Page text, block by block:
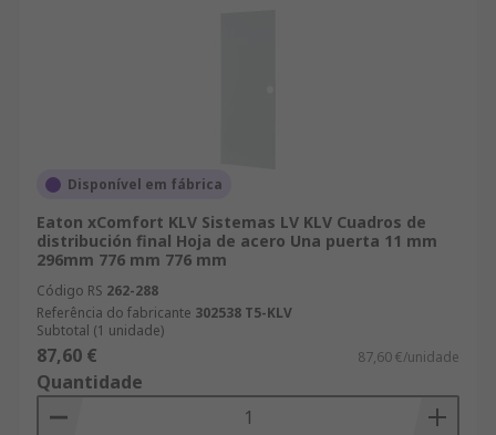
Disponível em fábrica
Eaton xComfort KLV Sistemas LV KLV Cuadros de
distribución final Hoja de acero Una puerta 11 mm
296mm 776 mm 776 mm
Código RS 262-288
Referência do fabricante 302538 T5-KLV
Subtotal (1 unidade)
87,60 € 87,60 €/unidade
Quantidade